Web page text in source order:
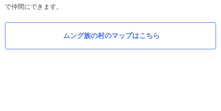
で仲間にできます。
ムング族の村のマップはこちら